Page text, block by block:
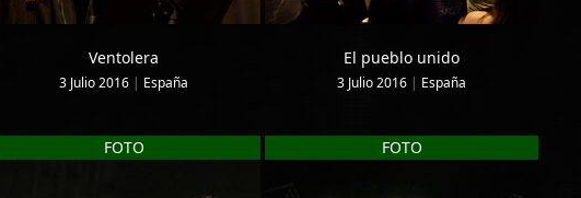
Ventolera
3 Julio 2016 | España
El pueblo unido
3 Julio 2016 | España
FOTO FOTO